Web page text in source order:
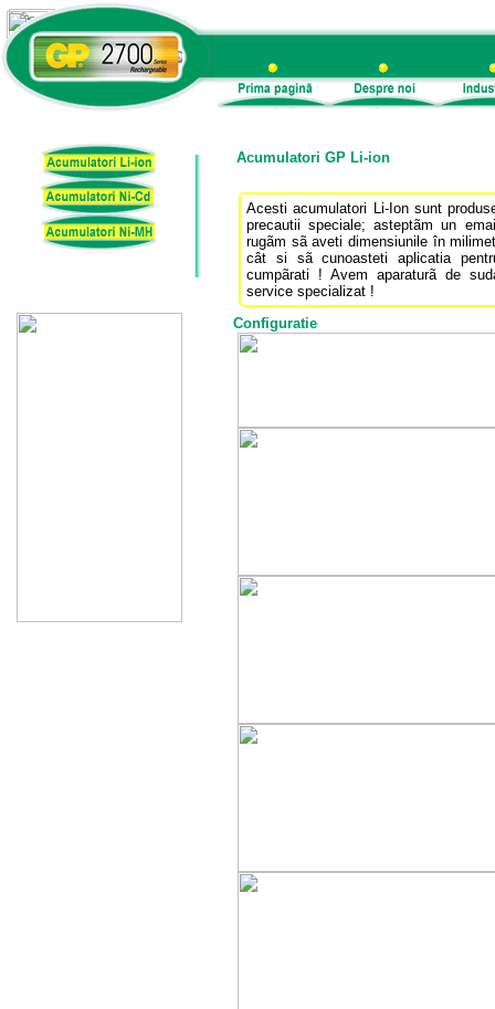
Acumulatori GP Li-ion
Acesti acumulatori Li-Ion sunt
precautii speciale; asteptãm un
rugãm sã aveti dimensiunile în
cât si sã cunoasteti aplicatia
cumpãrati ! Avem aparaturã de
service specializat !
Configuratie